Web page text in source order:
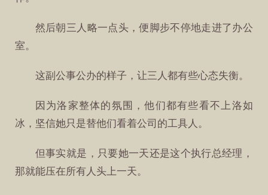
然后朝三人略一点头，便脚步不停地走进了办公
室。
这副公事公办的样子，让三人都有些心态失衡。
因为洛家整体的氛围，他们都有些看不上洛如
冰，坚信她只是替他们看着公司的工具人。
但事实就是，只要她一天还是这个执行总经理，
那就能压在所有人头上一天。